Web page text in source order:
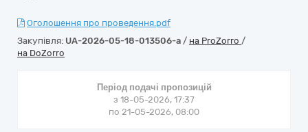
Оголошення про проведення.pdf
Закупівля: UA-2026-05-18-013506-a / на ProZorro /
на DoZorro
Період подачі пропозицій
з 18-05-2026, 17:37
по 21-05-2026, 08:00